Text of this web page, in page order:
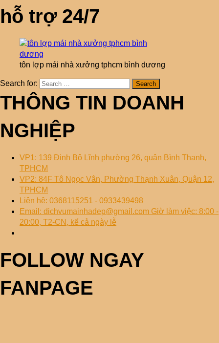
hỗ trợ 24/7
tôn lợp mái nhà xưởng tphcm bình dương
Search for:
THÔNG TIN DOANH
NGHIỆP
VP1: 139 Đinh Bộ Lĩnh phường 26, quận Bình Thạnh,
TPHCM
VP2: 84F Tô Ngọc Vân, Phường Thạnh Xuân, Quận 12,
TPHCM
Liên hệ: 0368115251 - 0933439498
Email: dichvumainhadep@gmail.com Giờ làm việc: 8:00 -
20:00, T2-CN, kể cả ngày lễ
FOLLOW NGAY
FANPAGE